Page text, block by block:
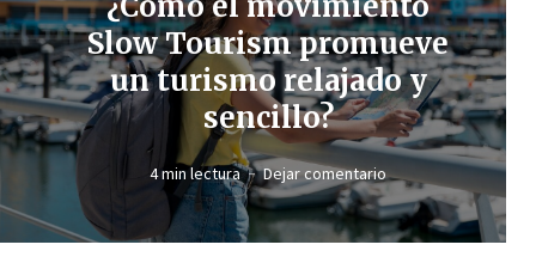
Slow Tourism promueve
un turismo relajado y
sencillo?
4 min lectura Dejar comentario